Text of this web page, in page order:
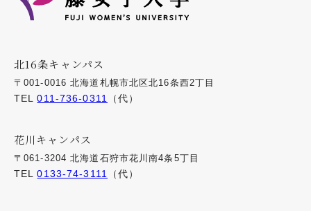
北16条キャンパス
〒001-0016 北海道札幌市北区北16条西2丁目
TEL011-736-0311 （代）
花川キャンパス
〒061-3204 北海道石狩市花川南4条5丁目
TEL0133-74-3111 （代）